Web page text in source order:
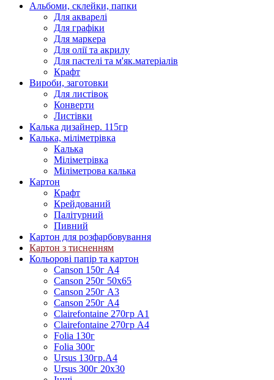
Альбоми, склейки, папки
Для акварелі
Для графіки
Для маркера
Для олії та акрилу
Для пастелі та м'як.матеріалів
Крафт
Вироби, заготовки
Для листівок
Конверти
Листівки
Калька дизайнер. 115гр
Калька, міліметрівка
Калька
Міліметрівка
Міліметрова калька
Картон
Крафт
Крейдований
Палітурний
Пивний
Картон для розфарбовування
Картон з тисненням
Кольорові папір та картон
Canson 150г А4
Canson 250г 50х65
Canson 250г А3
Canson 250г А4
Clairefontaine 270гр А1
Clairefontaine 270гр А4
Folia 130г
Folia 300г
Ursus 130гр.А4
Ursus 300г 20х30